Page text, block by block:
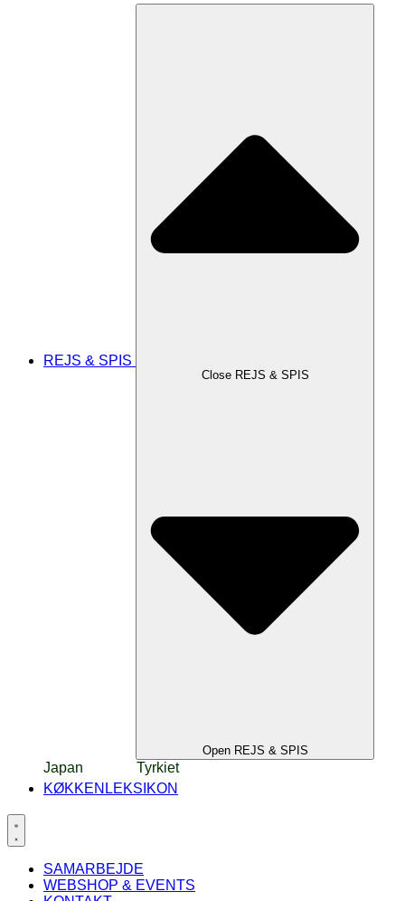
REJS & SPIS
Close REJS & SPIS
Open REJS & SPIS
Japan
Tyrkiet
KØKKENLEKSIKON
SAMARBEJDE
WEBSHOP & EVENTS